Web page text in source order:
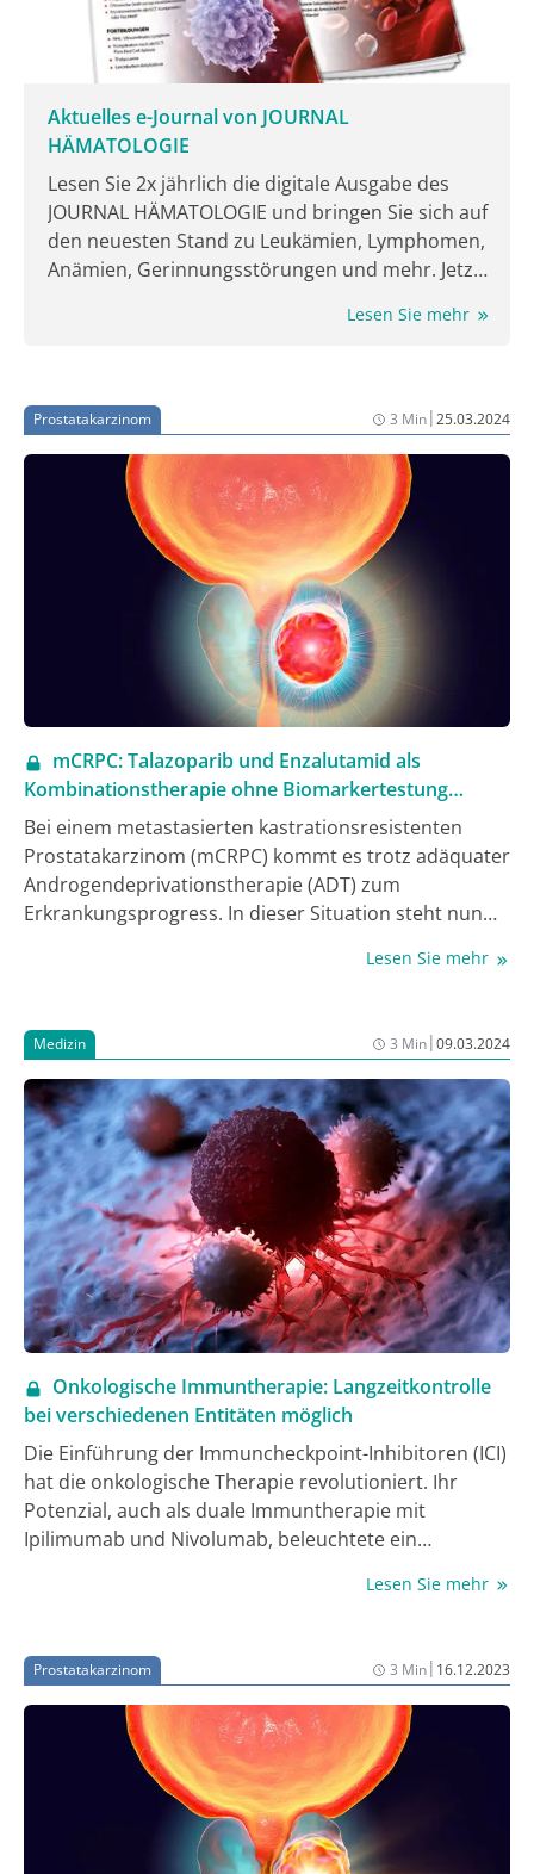
Aktuelles e-Journal von JOURNAL
HÄMATOLOGIE
Lesen Sie 2x jährlich die digitale Ausgabe des
JOURNAL HÄMATOLOGIE und bringen Sie sich auf
den neuesten Stand zu Leukämien, Lymphomen,
Anämien, Gerinnungsstörungen und mehr. Jetzt
Lesen Sie mehr
Prostatakarzinom 3 Min|25.03.2024
mCRPC: Talazoparib und Enzalutamid als
Kombinationstherapie ohne Biomarkertestung
zugelassen
Bei einem metastasierten kastrationsresistenten
Prostatakarzinom (mCRPC) kommt es trotz adäquater
Androgendeprivationstherapie (ADT) zum
Erkrankungsprogress. In dieser Situation steht nun
Verfügung: Unabhängig davon, ob eine Genmutation
den PARP-Inhibitor Talazoparib in Kombination mit
Enzalutamid erhalten.
Lesen Sie mehr
Medizin 3 Min|09.03.2024
Onkologische Immuntherapie: Langzeitkontrolle
bei verschiedenen Entitäten möglich
Die Einführung der Immuncheckpoint-Inhibitoren (ICI)
hat die onkologische Therapie revolutioniert. Ihr
Potenzial, auch als duale Immuntherapie mit
Ipilimumab und Nivolumab, beleuchtete ein
Krebskongresses (DKK) 2024. Aktuelle Daten zeigen
Tumorentitäten.
Lesen Sie mehr
Prostatakarzinom 3 Min| 16.12.2023